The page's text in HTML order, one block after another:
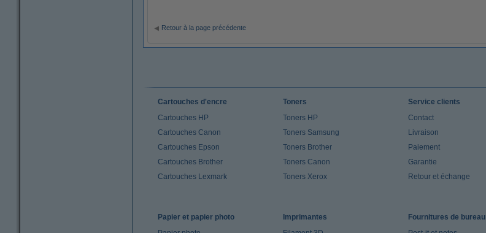
Retour à la page précédente
Cartouches d'encre
Cartouches HP
Cartouches Canon
Cartouches Epson
Cartouches Brother
Cartouches Lexmark
Toners
Toners HP
Toners Samsung
Toners Brother
Toners Canon
Toners Xerox
Service clients
Contact
Livraison
Paiement
Garantie
Retour et échange
Papier et papier photo
Imprimantes
Fournitures de bureau